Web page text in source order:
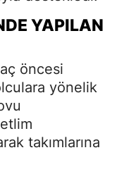
YAPILAN
öncesi
yönelik
takımlarına